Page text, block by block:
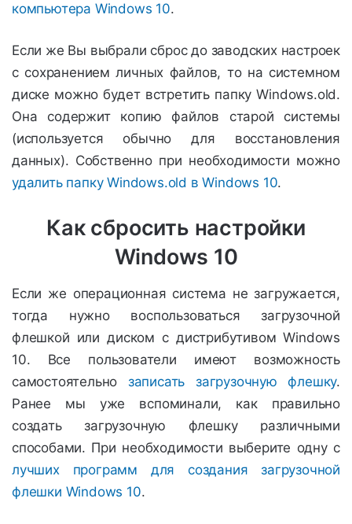
компьютера Windows 10.
Если же Вы выбрали сброс до заводских настроек
с сохранением личных файлов, то на системном
диске можно будет встретить папку Windows.old.
Она содержит копию файлов старой системы
(используется обычно для восстановления
данных). Собственно при необходимости можно
удалить папку Windows.old в Windows 10.
Как сбросить настройки
Windows 10
Если же операционная система не загружается,
тогда нужно воспользоваться загрузочной
флешкой или диском с дистрибутивом Windows
10. Все пользователи имеют возможность
самостоятельно записать загрузочную флешку.
Ранее мы уже вспоминали, как правильно
создать загрузочную флешку различными
способами. При необходимости выберите одну с
лучших программ для создания загрузочной
флешки Windows 10.